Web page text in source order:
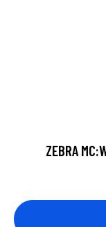
ZEBRA